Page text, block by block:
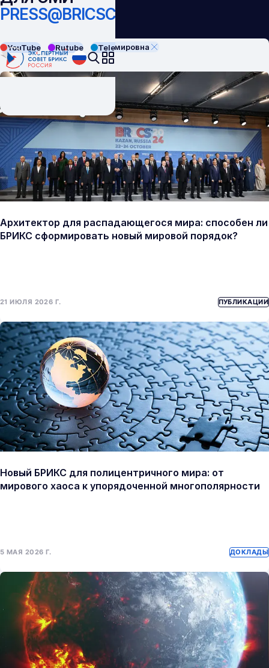
PRESS@BRICSCOUNCIL.RU
YouTube Rutube Telegram VK
Панова Виктория Владимировна
Архитектор для распадающегося мира: способен ли
БРИКС сформировать новый мировой порядок?
21 ИЮЛЯ 2026 Г. ПУБЛИКАЦИИ
Новый БРИКС для полицентричного мира: от
мирового хаоса к упорядоченной многополярности
5 МАЯ 2026 Г. ДОКЛАДЫ